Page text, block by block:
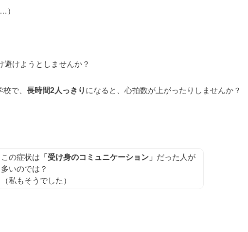
…）
避けようとしませんか？
で、 長時間2人っきり になると、心拍数が上がったりしませんか？
この症状は 「受け身のコミュニケーション」 だった人が
多いのでは？
（私もそうでした）